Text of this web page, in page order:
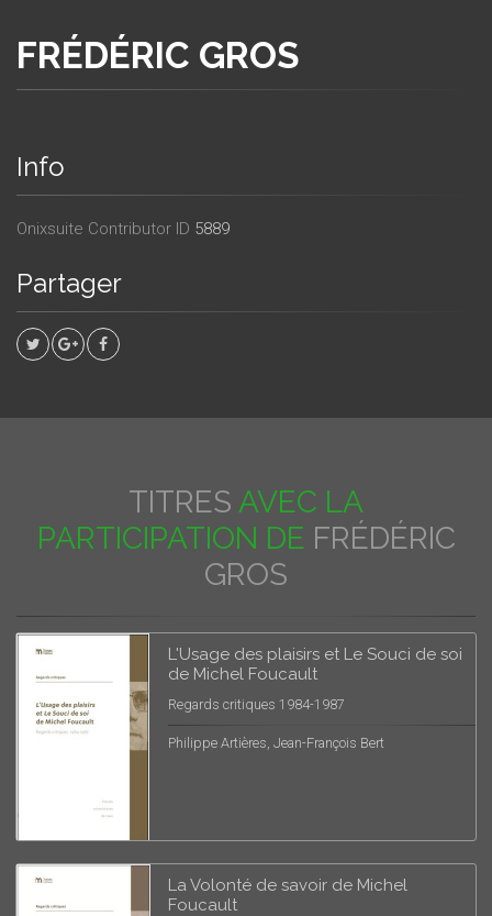
FRÉDÉRIC GROS
Info
Onixsuite Contributor ID 5889
Partager
TITRES AVEC LA
PARTICIPATION DE FRÉDÉRIC
GROS
L'Usage des plaisirs et Le Souci de soi
de Michel Foucault
Regards critiques 1984-1987
Philippe Artières, Jean-François Bert
La Volonté de savoir de Michel
Foucault